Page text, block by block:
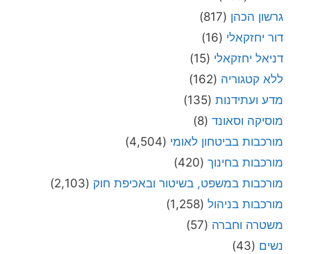
גרשון הכהן (817)
דור יחזקאלי (16)
דניאל יחזקאלי (15)
ללא קטגוריה (162)
מדע ועתידנות (135)
מוסיקה וסאונד (8)
מורכבות בביטחון לאומי (4,504)
מורכבות בחינוך (420)
מורכבות במשפט, בשיטור ובאכיפת חוק (2,103)
מורכבות בניהול (1,258)
משטרה וחברה (57)
נשים (43)